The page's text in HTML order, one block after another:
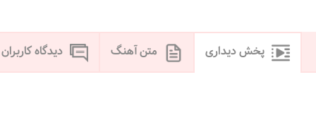
پخش دیداری متن آهنگ دیدگاه کاربران